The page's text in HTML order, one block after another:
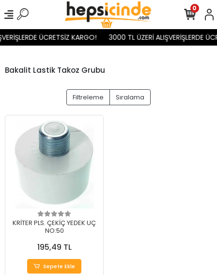
ÜCRETSİZ KARGO! 3000 TL ÜZERİ ALIŞVERİŞLERDE
0
Bakalit Lastik Takoz Grubu
Filtreleme Sıralama
KRİTER PLS. ÇEKİÇ YEDEK UÇ
NO:50
195,49 TL
Sepete Ekle